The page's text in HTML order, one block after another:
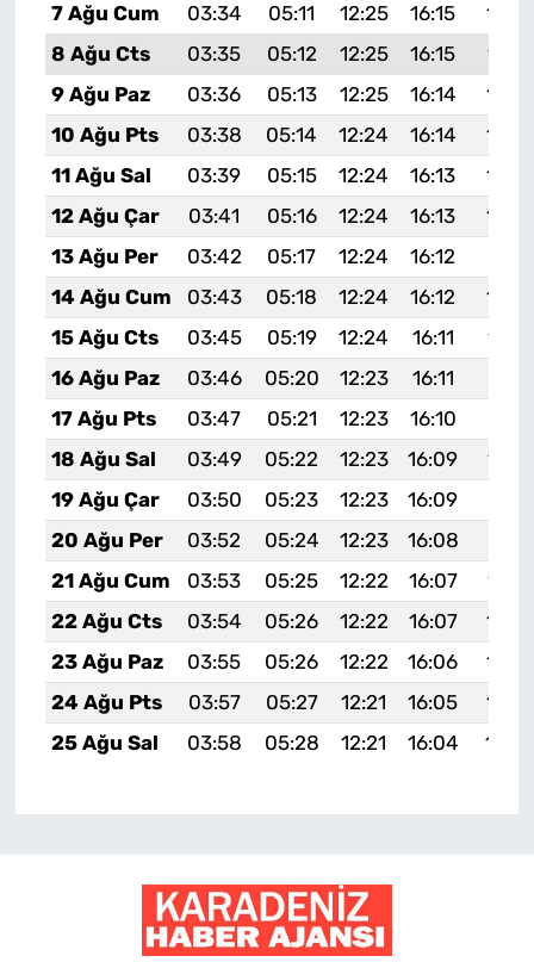
7 Ağu Cum
03:34 05:11 12:25 16:15
8 Ağu Cts
03:35 05:12 12:25 16:15
19:27
9 Ağu Paz
03:36 05:13 12:25 16:14
10 Ağu Pts
03:38 05:14 12:24 16:14
11 Ağu Sal
03:39 05:15 12:24 16:13
12 Ağu Çar
03:41 05:16 12:24 16:13
13 Ağu Per
03:42 05:17 12:24 16:12
14 Ağu Cum
03:43 05:18 12:24 16:12
15 Ağu Cts
03:45 05:19 12:24 16:11
19:18
16 Ağu Paz
03:46 05:20 12:23 16:11
17 Ağu Pts
03:47 05:21 12:23 16:10
18 Ağu Sal
03:49 05:22 12:23 16:09
19:14
19 Ağu Çar
03:50 05:23 12:23 16:09
20 Ağu Per
03:52 05:24 12:23 16:08
21 Ağu Cum
03:53 05:25 12:22 16:07
19:10
22 Ağu Cts
03:54 05:26 12:22 16:07
23 Ağu Paz
03:55 05:26 12:22 16:06
24 Ağu Pts
03:57 05:27 12:21 16:05
25 Ağu Sal
03:58 05:28 12:21 16:04